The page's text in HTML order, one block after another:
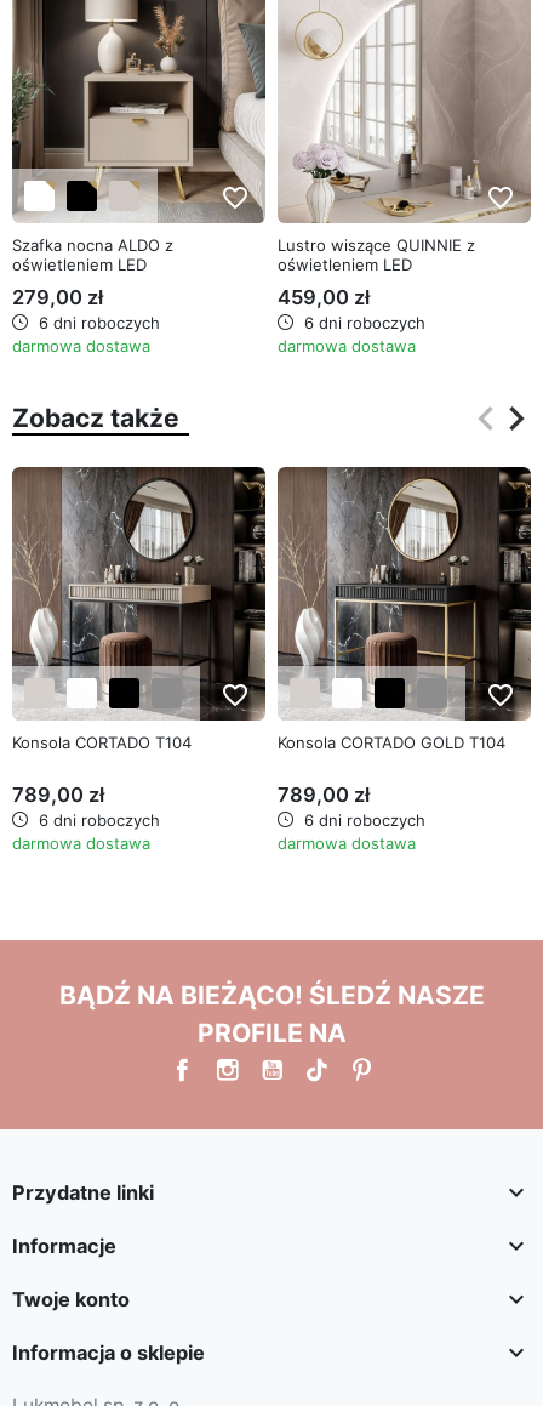
favorite_border
Szafka nocna ALDO z
oświetleniem LED
279,00 zł
6 dni roboczych
darmowa dostawa
favorite_border
Lustro wiszące QUINNIE z
oświetleniem LED
459,00 zł
6 dni roboczych
darmowa dostawa
Zobacz także keyboard_arrow_left
keyboard_arrow_right
favorite_border
Konsola CORTADO T104
789,00 zł
6 dni roboczych
darmowa dostawa
favorite_border
Konsola CORTADO GOLD T104
789,00 zł
6 dni roboczych
darmowa dostawa
BĄDŹ NA BIEŻĄCO! ŚLEDŹ NASZE
PROFILE NA
Przydatne linki 
Informacje 
Twoje konto 
Informacja o sklepie 